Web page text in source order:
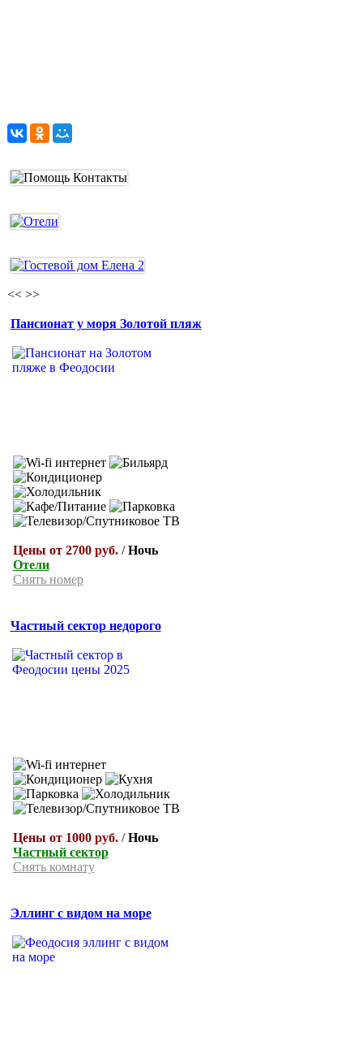
<< >>
Пансионат у моря Золотой пляж
Цены от 2700 руб./Ночь
Отели
Снять номер
Частный сектор недорого
Цены от 1000 руб./Ночь
Частный сектор
Снять комнату
Эллинг с видом на море